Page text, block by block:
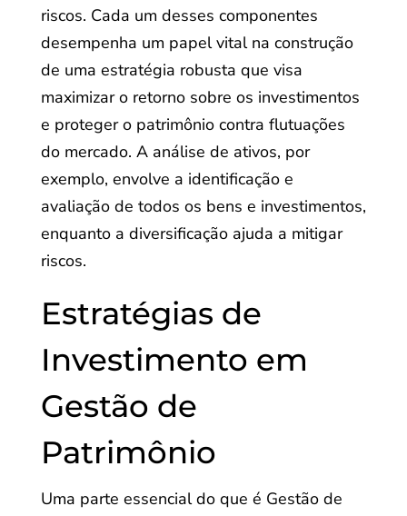
riscos. Cada um desses componentes
desempenha um papel vital na construção
de uma estratégia robusta que visa
maximizar o retorno sobre os investimentos
e proteger o patrimônio contra flutuações
do mercado. A análise de ativos, por
exemplo, envolve a identificação e
avaliação de todos os bens e investimentos,
enquanto a diversificação ajuda a mitigar
riscos.
Estratégias de
Investimento em
Gestão de
Patrimônio
Uma parte essencial do que é Gestão de